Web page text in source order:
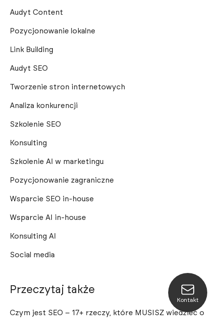
Audyt Content
Pozycjonowanie lokalne
Link Building
Audyt SEO
Tworzenie stron internetowych
Analiza konkurencji
Szkolenie SEO
Konsulting
Szkolenie AI w marketingu
Pozycjonowanie zagraniczne
Wsparcie SEO in-house
Wsparcie AI in-house
Konsulting AI
Social media
Przeczytaj także
Czym jest SEO – 17+ rzeczy, które MUSISZ wiedzieć o
Kontakt